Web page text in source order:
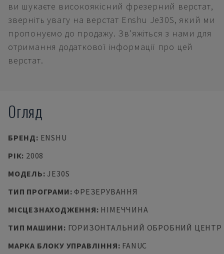
ви шукаєте високоякісний фрезерний верстат,
зверніть увагу на верстат Enshu Je30S, який ми
пропонуємо до продажу. Зв'яжіться з нами для
отримання додаткової інформації про цей
верстат.
Огляд
БРЕНД: ENSHU
РІК: 2008
МОДЕЛЬ:JE30S
ТИП ПРОГРАМИ: ФРЕЗЕРУВАННЯ
МІСЦЕЗНАХОДЖЕННЯ: НІМЕЧЧИНА
ТИП МАШИНИ: ГОРИЗОНТАЛЬНИЙ ОБРОБНИЙ ЦЕНТР
МАРКА БЛОКУ УПРАВЛІННЯ: FANUC